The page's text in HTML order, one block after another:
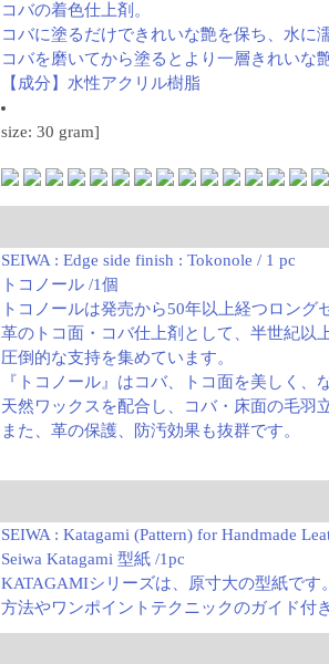
コバの着色仕上剤。
コバに塗るだけできれいな艶を保ち、水に
コバを磨いてから塗るとより一層きれいな
【成分】水性アクリル樹脂
size: 30 gram]
SEIWA : Edge side finish : Tokonole / 1 pc
トコノール /1個
トコノールは発売から50年以上経つロング
革のトコ面・コバ仕上剤として、半世紀以
圧倒的な支持を集めています。
『トコノール』はコバ、トコ面を美しく、
天然ワックスを配合し、コバ・床面の毛羽
また、革の保護、防汚効果も抜群です。
SEIWA : Katagami (Pattern) for Handmade
Seiwa Katagami 型紙 /1pc
KATAGAMIシリーズは、原寸大の型紙で
方法やワンポイントテクニックのガイド付